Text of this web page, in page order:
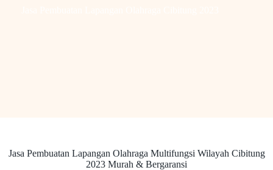
Jasa Pembuatan Lapangan Olahraga Multifungsi Wilayah Cibitung
2023 Murah & Bergaransi